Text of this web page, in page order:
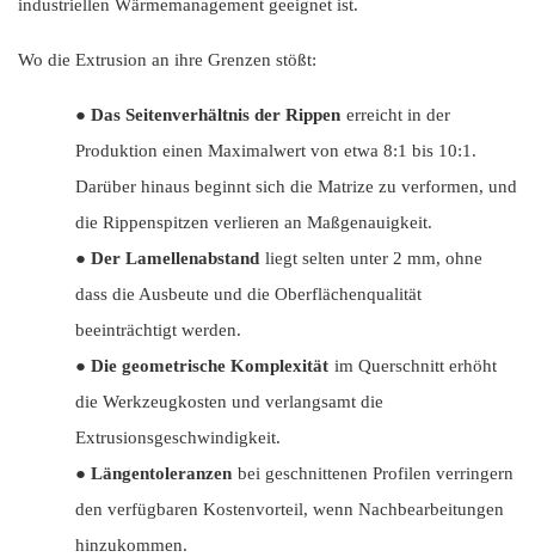
industriellen Wärmemanagement geeignet ist.
Wo die Extrusion an ihre Grenzen stößt:
● Das Seitenverhältnis der Rippen erreicht in der
Produktion einen Maximalwert von etwa 8:1 bis 10:1.
Darüber hinaus beginnt sich die Matrize zu verformen, und
die Rippenspitzen verlieren an Maßgenauigkeit.
● Der Lamellenabstand liegt selten unter 2 mm, ohne
dass die Ausbeute und die Oberflächenqualität
beeinträchtigt werden.
● Die geometrische Komplexität im Querschnitt erhöht
die Werkzeugkosten und verlangsamt die
Extrusionsgeschwindigkeit.
● Längentoleranzen bei geschnittenen Profilen verringern
den verfügbaren Kostenvorteil, wenn Nachbearbeitungen
hinzukommen.